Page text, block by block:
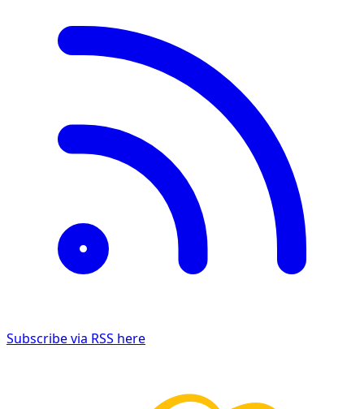
Subscribe via RSS here